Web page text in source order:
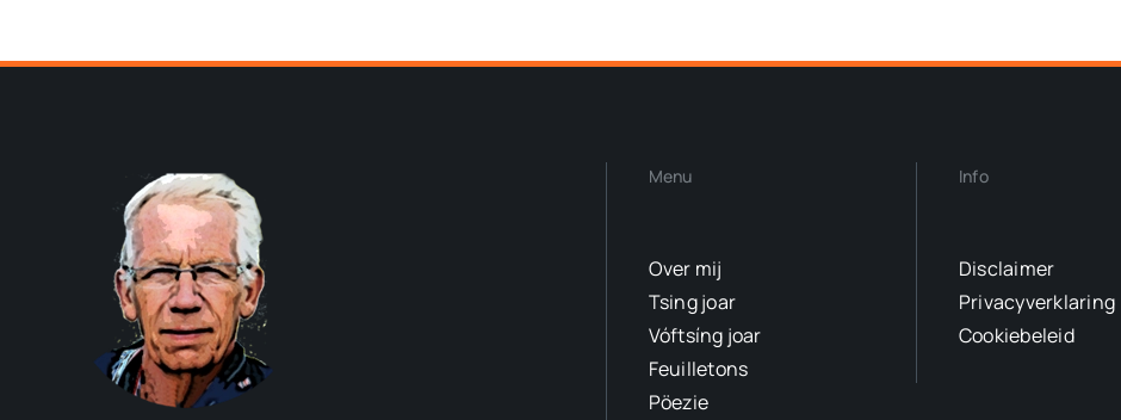
Menu
Over mij
Tsing joar
Vóftsíng joar
Feuilletons
Pöezie
Info
Disclaimer
Privacyverklaring
Cookiebeleid